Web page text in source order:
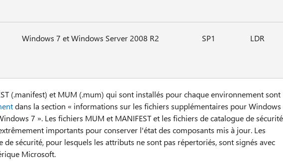
Windows 7 et Windows Server 2008 R2 SP1 LDR
(.manifest) et MUM (.mum) qui sont installés pour chaque environnement sont
dans la section « informations sur les fichiers supplémentaires pour Windows
7 ». Les fichiers MUM et MANIFEST et les fichiers de catalogue de sécurité
importants pour conserver l'état des composants mis à jour. Les
de sécurité, pour lesquels les attributs ne sont pas répertoriés, sont signés avec
Microsoft.